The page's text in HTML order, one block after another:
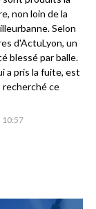
10:57
non loin de la
Selon
d'ActuLyon, un
blessé par balle.
a pris la fuite, est
ce